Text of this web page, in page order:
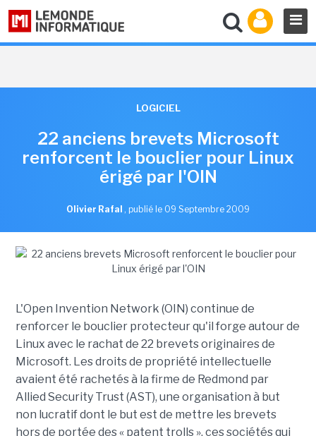
LOGICIEL
22 anciens brevets Microsoft
renforcent le bouclier pour Linux
érigé par l'OIN
Olivier Rafal , publié le 09 Septembre 2009
L'Open Invention Network (OIN) continue de
renforcer le bouclier protecteur qu'il forge autour de
Linux avec le rachat de 22 brevets originaires de
Microsoft. Les droits de propriété intellectuelle
avaient été rachetés à la firme de Redmond par
Allied Security Trust (AST), une organisation à but
non lucratif dont le but est de mettre les brevets
hors de portée des « patent trolls », ces sociétés qui